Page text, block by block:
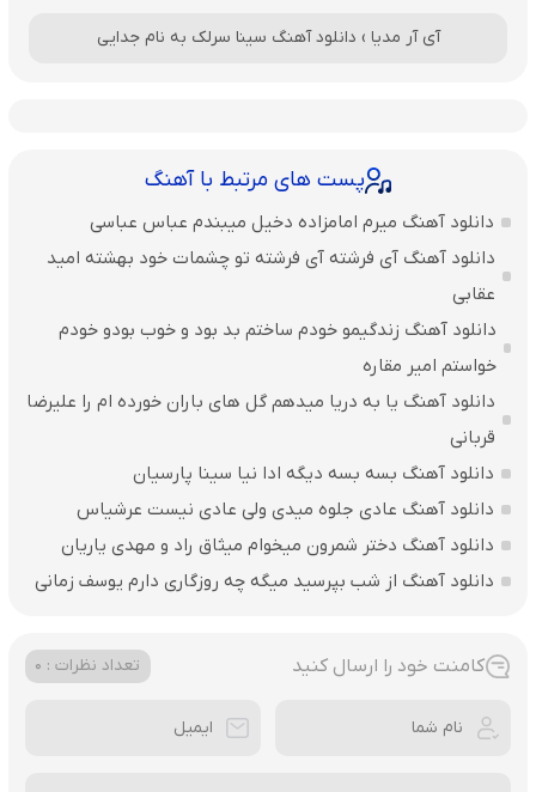
آی آر مدیا › دانلود آهنگ سینا سرلک به نام جدایی
پست های مرتبط با آهنگ
دانلود آهنگ میرم امامزاده دخیل میبندم عباس عباسی
دانلود آهنگ آی فرشته آی فرشته تو چشمات خود بهشته امید
عقابی
دانلود آهنگ زندگیمو خودم ساختم بد بود و خوب بودو خودم
خواستم امیر مقاره
دانلود آهنگ یا به دریا میدهم گل های باران‌ خورده ام را علیرضا
قربانی
دانلود آهنگ بسه بسه دیگه ادا نیا سینا پارسیان
دانلود آهنگ عادی جلوه میدی ولی عادی نیست عرشیاس
دانلود آهنگ دختر شمرون میخوام میثاق راد و مهدی یاریان
دانلود آهنگ از شب بپرسید میگه چه روزگاری دارم یوسف زمانی
کامنت خود را ارسال کنید تعداد نظرات : 0